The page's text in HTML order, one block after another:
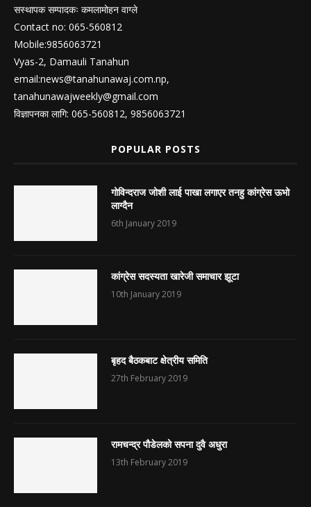
सस्थापक सम्पादकः कमलामोहन वाग्ले
Contact no: 065-560812
Mobile:9856063721
Vyas-2, Damauli Tanahun
email:news@tanahunawaj.com.np,
tanahunawajweekly@gmail.com
विज्ञापनका लागि: 065-560812, 9856063721
POPULAR POSTS
गोविन्दराज जोशी लाई पाखा लगाएर तनहु कांग्रेस ऊभो
लाग्दैन
6th January 2019
कांग्रेस सदस्यता खारेजी समाचार झूटा
10th January 2019
बृहद बैठकबाट क्षेत्रीय समिति
27th February 2019
रामचन्द्र पौडेलको सपना दुवै अधुरा
13th February 2019